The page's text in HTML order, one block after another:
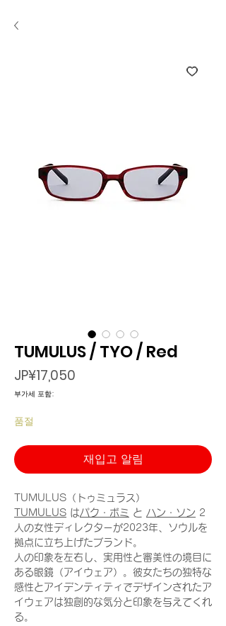
TUMULUS / TYO / Red
JP¥17,050
부가세 포함:
품절
재입고 알림
TUMULUS（トゥミュラス）
TUMULUS はパク・ボミ と ハン・ソン 2
人の女性ディレクターが2023年、ソウルを
拠点に立ち上げたブランド。
人の印象を左右し、実用性と審美性の境目に
ある眼鏡（アイウェア）。彼女たちの独特な
感性とアイデンティティでデザインされたア
イウェアは独創的な気分と印象を与えてくれ
る。